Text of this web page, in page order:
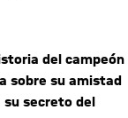
del campeón
sobre su amistad
secreto del